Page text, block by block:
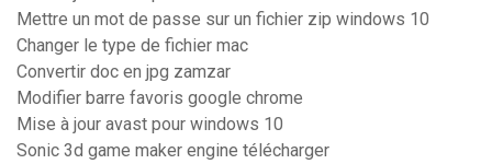
Mettre un mot de passe sur un fichier zip windows 10
Changer le type de fichier mac
Convertir doc en jpg zamzar
Modifier barre favoris google chrome
Mise à jour avast pour windows 10
Sonic 3d game maker engine télécharger